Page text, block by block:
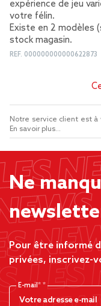
expérience de jeu
votre félin.
Existe en 2 modèles
stock magasin.
REF. 000000000000622873
Notre service client est
En savoir plus...
Ne
Pour être informé
privées, inscrivez-
E-mail*